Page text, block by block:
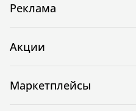
Реклама
Акции
Маркетплейсы